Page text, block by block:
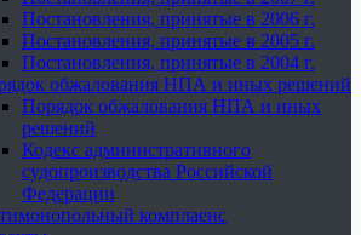
Постановления, принятые в 2006 г.
Постановления, принятые в 2005 г.
Постановления, принятые в 2004 г.
обжалования НПА и иных решений
Порядок обжалования НПА и иных
решений
Кодекс административного
судопроизводства Российской
Федерации
комплаенс